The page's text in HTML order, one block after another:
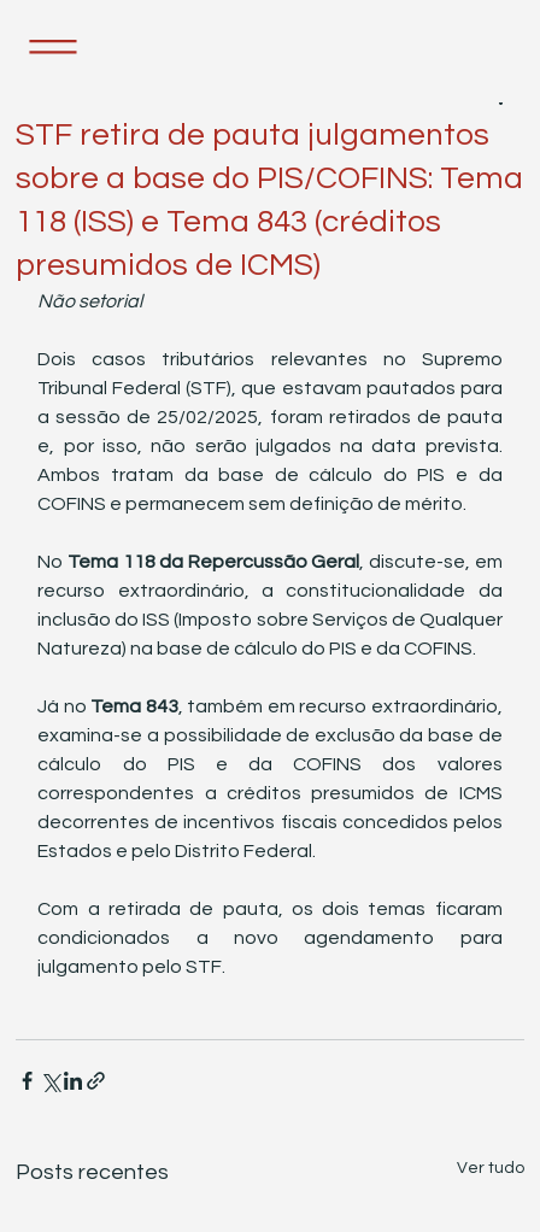
STF retira de pauta julgamentos
sobre a base do PIS/COFINS: Tema
118 (ISS) e Tema 843 (créditos
presumidos de ICMS)
Não setorial
Dois casos tributários relevantes no Supremo
Tribunal Federal (STF), que estavam pautados para
a sessão de 25/02/2025, foram retirados de pauta
e, por isso, não serão julgados na data prevista.
Ambos tratam da base de cálculo do PIS e da
COFINS e permanecem sem definição de mérito.
No Tema 118 da Repercussão Geral
, discute-se, em
recurso extraordinário, a constitucionalidade da
inclusão do ISS (Imposto sobre Serviços de Qualquer
Natureza) na base de cálculo do PIS e da COFINS.
Já no Tema 843, também em recurso extraordinário,
examina-se a possibilidade de exclusão da base de
cálculo do PIS e da COFINS dos valores
correspondentes a créditos presumidos de ICMS
decorrentes de incentivos fiscais concedidos pelos
Estados e pelo Distrito Federal.
Com a retirada de pauta, os dois temas ficaram
condicionados a novo agendamento para
julgamento pelo STF.
Posts recentes Ver tudo